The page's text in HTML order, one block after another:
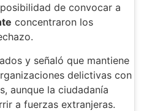
de convocar a
concentraron los
y señaló que mantiene
delictivas con
aunque la ciudadanía
a fuerzas extranjeras.